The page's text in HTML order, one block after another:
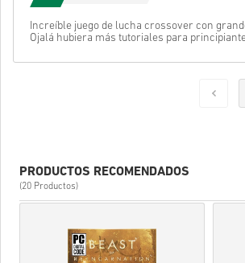
Increíble juego de lucha crossover con
Ojalá hubiera más tutoriales para
PRODUCTOS RECOMENDADOS
(20 Productos)